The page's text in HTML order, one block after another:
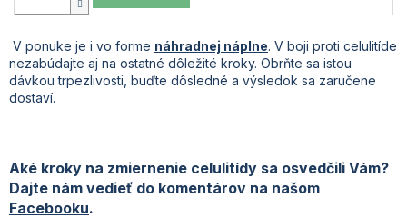
V ponuke je i vo forme náhradnej náplne. V boji proti celulitíde
nezabúdajte aj na ostatné dôležité kroky. Obrňte sa istou
dávkou trpezlivosti, buďte dôsledné a výsledok sa zaručene
dostaví.
Aké kroky na zmiernenie celulitídy sa osvedčili Vám?
Dajte nám vedieť do komentárov na našom
Facebooku.